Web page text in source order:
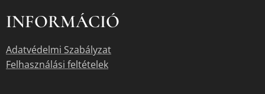
INFORMÁCIÓ
Adatvédelmi Szabályzat
Felhasználási feltételek